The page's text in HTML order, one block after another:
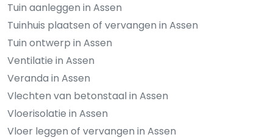
Tuin aanleggen in Assen
Tuinhuis plaatsen of vervangen in Assen
Tuin ontwerp in Assen
Ventilatie in Assen
Veranda in Assen
Vlechten van betonstaal in Assen
Vloerisolatie in Assen
Vloer leggen of vervangen in Assen